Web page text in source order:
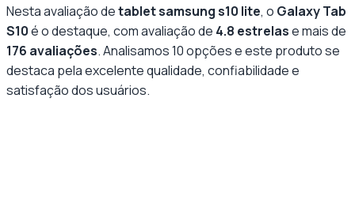
Nesta avaliação detablet samsung s10 lite, o Galaxy Tab
S10é o destaque, com avaliação de 4.8 estrelase mais de
176 avaliações. Analisamos10opções e este produto se
destaca pelaexcelente qualidade, confiabilidade e
satisfação dos usuários.